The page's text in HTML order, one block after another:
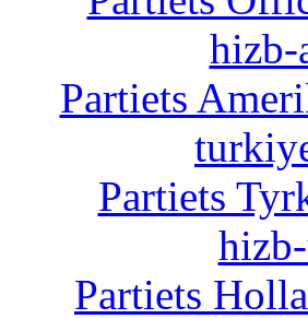
hizb-
Partiets
Partiets
Partiets